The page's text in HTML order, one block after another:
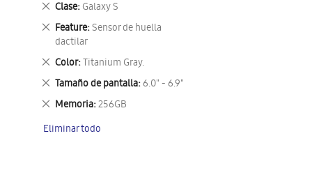
Clase Galaxy S
Eliminar
este
artículo
Feature Sensor de huella
dactilar
Eliminar
este
artículo
Color Titanium Gray.
Eliminar
este
artículo
Tamaño de pantalla 6.0" - 6.9"
Eliminar
este
artículo
Memoria 256GB
Eliminar
artículo
Eliminar todo